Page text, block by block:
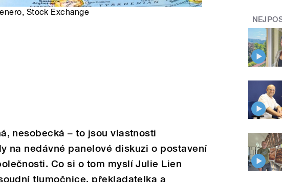
Stock Exchange
nesobecká – to jsou vlastnosti
na nedávné panelové diskuzi o postavení
Co si o tom myslí Julie Lien
tlumočnice, překladatelka a